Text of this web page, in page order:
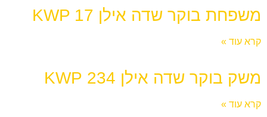
משפחת בוקר שדה אילן KWP 17
קרא עוד »
משק בוקר שדה אילן 234 KWP
קרא עוד »